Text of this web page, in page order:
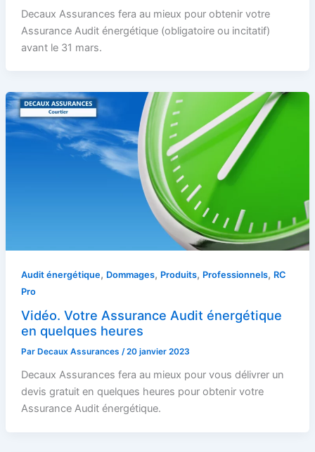
Decaux Assurances fera au mieux pour obtenir votre
Assurance Audit énergétique (obligatoire ou incitatif)
avant le 31 mars.
Audit énergétique, Dommages, Produits, Professionnels, RC
Pro
Vidéo. Votre Assurance Audit énergétique
en quelques heures
Par Decaux Assurances /20 janvier 2023
Decaux Assurances fera au mieux pour vous délivrer un
devis gratuit en quelques heures pour obtenir votre
Assurance Audit énergétique.